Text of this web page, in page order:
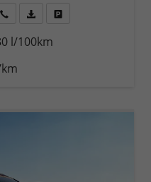
anfordern
Datei,
l/100km